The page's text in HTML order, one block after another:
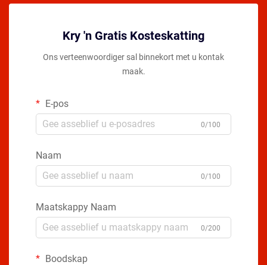
Kry 'n Gratis Kosteskatting
Ons verteenwoordiger sal binnekort met u kontak
maak.
E-pos
0/100
Naam
0/100
Maatskappy Naam
0/200
Boodskap